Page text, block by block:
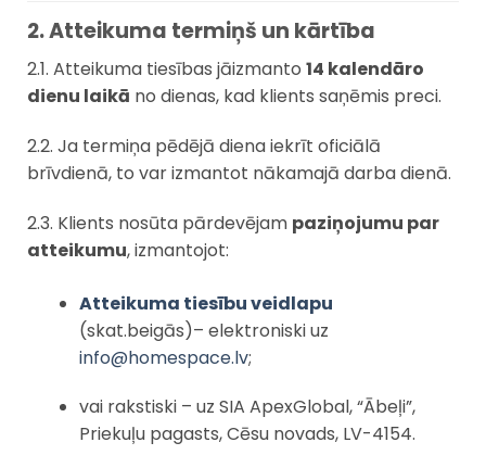
2. Atteikuma termiņš un kārtība
2.1. Atteikuma tiesības jāizmanto 14 kalendāro
dienu laikā no dienas, kad klients saņēmis preci.
2.2. Ja termiņa pēdējā diena iekrīt oficiālā
brīvdienā, to var izmantot nākamajā darba dienā.
2.3. Klients nosūta pārdevējam paziņojumu par
atteikumu, izmantojot:
Atteikuma tiesību veidlapu
(skat.beigās)– elektroniski uz
info@homespace.lv;
vai rakstiski – uz SIA ApexGlobal, “Ābeļi”,
Priekuļu pagasts, Cēsu novads, LV-4154.